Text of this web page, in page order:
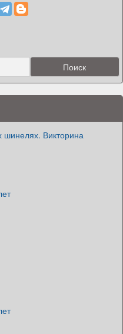
шинелях. Викторина